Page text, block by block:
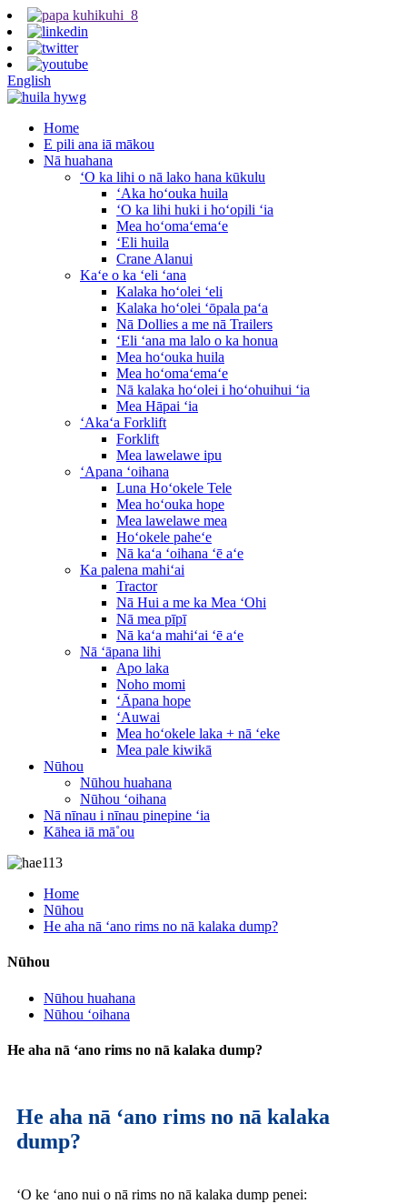
English
Home
E pili ana iā mākou
Nā huahana
ʻO ka lihi o nā lako hana kūkulu
ʻAka hoʻouka huila
ʻO ka lihi huki i hoʻopili ʻia
Mea hoʻomaʻemaʻe
ʻEli huila
Crane Alanui
Kaʻe o ka ʻeli ʻana
Kalaka hoʻolei ʻeli
Kalaka hoʻolei ʻōpala paʻa
Nā Dollies a me nā Trailers
ʻEli ʻana ma lalo o ka honua
Mea hoʻouka huila
Mea hoʻomaʻemaʻe
Nā kalaka hoʻolei i hoʻohuihui ʻia
Mea Hāpai ʻia
ʻAkaʻa Forklift
Forklift
Mea lawelawe ipu
ʻApana ʻoihana
Luna Hoʻokele Tele
Mea hoʻouka hope
Mea lawelawe mea
Hoʻokele paheʻe
Nā kaʻa ʻoihana ʻē aʻe
Ka palena mahiʻai
Tractor
Nā Hui a me ka Mea ʻOhi
Nā mea pīpī
Nā kaʻa mahiʻai ʻē aʻe
Nā ʻāpana lihi
Apo laka
Noho momi
ʻĀpana hope
ʻAuwai
Mea hoʻokele laka + nā ʻeke
Mea pale kiwikā
Nūhou
Nūhou huahana
Nūhou ʻoihana
Nā nīnau i nīnau pinepine ʻia
Kāhea iā mā˚ou
Home
Nūhou
He aha nā ʻano rims no nā kalaka dump?
Nūhou
Nūhou huahana
Nūhou ʻoihana
He aha nā ʻano rims no nā kalaka dump?
He aha nā ʻano rims no nā kalaka
dump?
ʻO ke ʻano nui o nā rims no nā kalaka dump penei: